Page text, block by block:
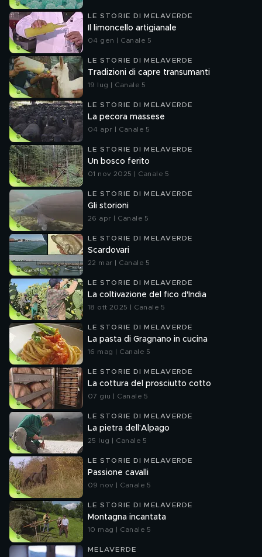
LE STORIE DI MELAVERDE
Il limoncello artigianale
04 gen | Canale 5
LE STORIE DI MELAVERDE
Tradizioni di capre transumanti
19 lug | Canale 5
LE STORIE DI MELAVERDE
La pecora massese
04 apr | Canale 5
LE STORIE DI MELAVERDE
Un bosco ferito
01 nov 2025 | Canale 5
LE STORIE DI MELAVERDE
Gli storioni
26 apr | Canale 5
LE STORIE DI MELAVERDE
Scardovari
22 mar | Canale 5
LE STORIE DI MELAVERDE
La coltivazione del fico d'India
18 ott 2025 | Canale 5
LE STORIE DI MELAVERDE
La pasta di Gragnano in cucina
16 mag | Canale 5
LE STORIE DI MELAVERDE
La cottura del prosciutto cotto
07 giu | Canale 5
LE STORIE DI MELAVERDE
La pietra dell'Alpago
25 lug | Canale 5
LE STORIE DI MELAVERDE
Passione cavalli
09 nov | Canale 5
LE STORIE DI MELAVERDE
Montagna incantata
10 mag | Canale 5
MELAVERDE